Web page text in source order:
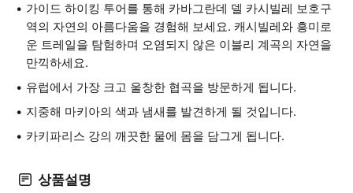
가이드 하이킹 투어를 통해 카바그란데 델 카시빌레 보호구
역의 자연의 아름다움을 경험해 보세요. 캐시빌레와 흥미로
운 트레일을 탐험하며 오염되지 않은 이블리 계곡의 자연을
만끽하세요.
유럽에서 가장 크고 울창한 협곡을 방문하게 됩니다.
지중해 마키아의 색과 냄새를 발견하게 될 것입니다.
카키파리스 강의 깨끗한 물에 몸을 담그게 됩니다.
상품설명